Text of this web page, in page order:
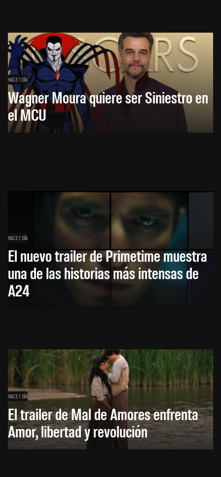
HACE 1 DÍA
Wagner Moura quiere ser Siniestro en
el MCU
HACE 1 DÍA
El nuevo trailer de Primetime muestra
una de las historias más intensas de
A24
HACE 1 DÍA
El trailer de Mal de Amores enfrenta
Amor, libertad y revolución